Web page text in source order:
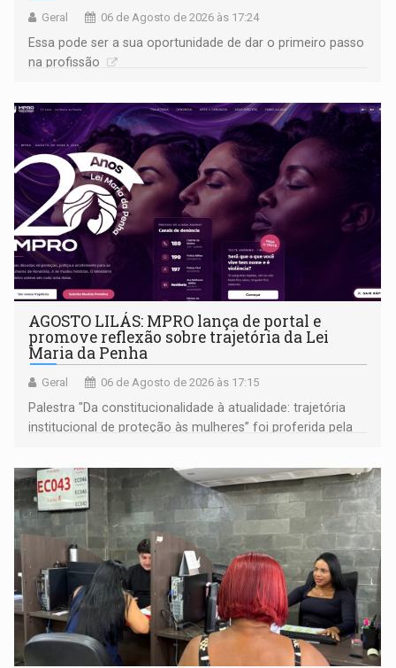
Geral 06 de Agosto de 2026 às 17:24
Essa pode ser a sua oportunidade de dar o primeiro passo
na profissão
AGOSTO LILÁS: MPRO lança de portal e
promove reflexão sobre trajetória da Lei
Maria da Penha
Geral 06 de Agosto de 2026 às 17:15
Palestra "Da constitucionalidade à atualidade: trajetória
institucional de proteção às mulheres” foi proferida pela
Goiás